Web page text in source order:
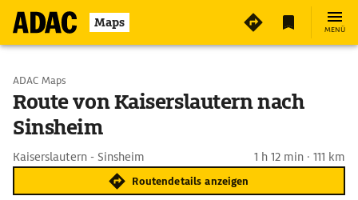
Maps MENÜ
Start wählen
Ziel eingeben
ADAC Maps
Route von Kaiserslautern nach
Sinsheim
Kaiserslautern - Sinsheim 1 h 12 min · 111 km
Routendetails anzeigen